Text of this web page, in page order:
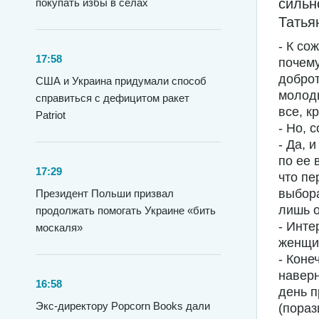
покупать избы в селах
17:58
США и Украина придумали способ
справиться с дефицитом ракет
Patriot
17:29
Президент Польши призвал
продолжать помогать Украине «бить
москаля»
16:58
Экс-директору Popcorn Books дали
- К
все,
- Но,
- Да, и
по ее
что
лишь
-
-
день